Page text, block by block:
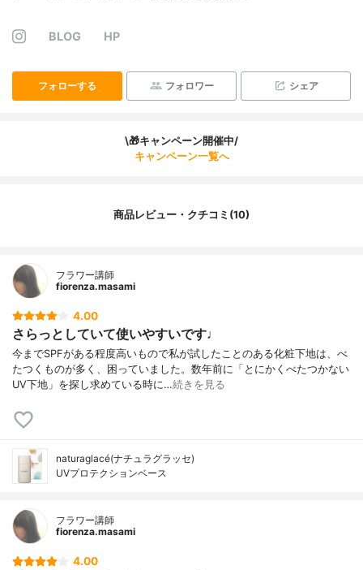
BLOG HP
フォローする フォロワー シェア
\🎁キャンペーン開催中/
キャンペーン一覧へ
商品レビュー・クチコミ(10)
フラワー講師
fiorenza.masami
4.00
さらっとしていて使いやすいです♩
今までSPFがある程度高いもので私が試したことのある化粧下地は、べ
たつくものが多く、困っていました。数年前に「とにかくべたつかない
UV下地」を探し求めている時に…続きを見る
naturaglacé(ナチュラグラッセ)
UVプロテクションベース
フラワー講師
fiorenza.masami
4.00